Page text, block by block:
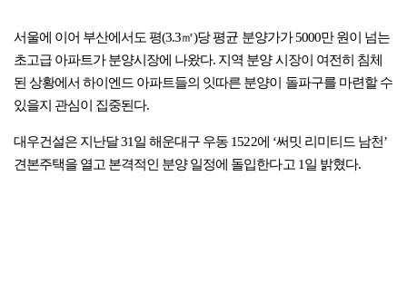
서울에 이어 부산에서도 평(3.3㎡)당 평균 분양가가 5000만 원이 넘는
초고급 아파트가 분양시장에 나왔다. 지역 분양 시장이 여전히 침체
된 상황에서 하이엔드 아파트들의 잇따른 분양이 돌파구를 마련할 수
있을지 관심이 집중된다.
대우건설은 지난달 31일 해운대구 우동 1522에 ‘써밋 리미티드 남천’
견본주택을 열고 본격적인 분양 일정에 돌입한다고 1일 밝혔다.